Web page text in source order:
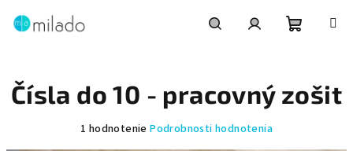
košík
Čísla do 10 - pracovný zošit
Priemerné
1 hodnotenie Podrobnosti hodnotenia